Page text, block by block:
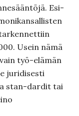
Esi-
Usein nämä
työ-elämän
juridisesti
stan-dardit tai